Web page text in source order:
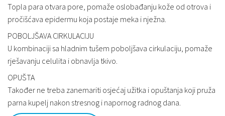
Topla para otvara pore, pomaže oslobađanju kože od otrova i
pročišćava epidermu koja postaje meka i nježna.
POBOLJŠAVA CIRKULACIJU
U kombinaciji sa hladnim tušem poboljšava cirkulaciju, pomaže
rješavanju celulita i obnavlja tkivo.
OPUŠTA
Također ne treba zanemariti osjećaj užitka i opuštanja koji pruža
parna kupelj nakon stresnog i napornog radnog dana.